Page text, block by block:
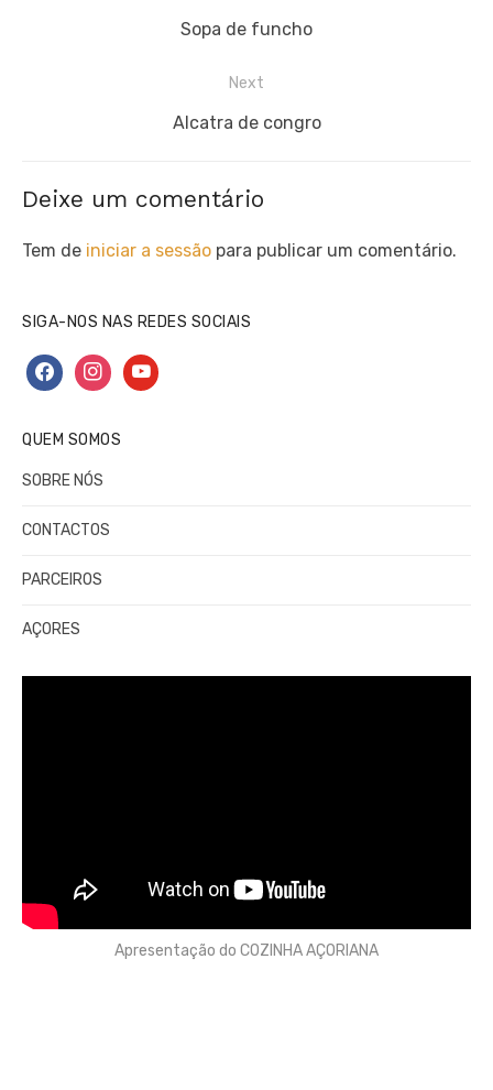
Previous
Sopa de funcho
Next
Next
Alcatra de congro
Deixe um comentário
Tem de iniciar a sessão para publicar um comentário.
SIGA-NOS NAS REDES SOCIAIS
facebookinstagramyoutube
QUEM SOMOS
SOBRE NÓS
CONTACTOS
PARCEIROS
AÇORES
Apresentação do COZINHA AÇORIANA